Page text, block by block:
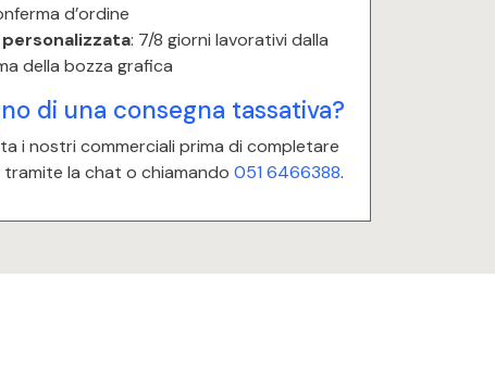
d’ordine
: 7/8 giorni lavorativi dalla
della bozza grafica
di una consegna tassativa?
i nostri commerciali prima di completare
tramite la chat o chiamando 051 6466388.